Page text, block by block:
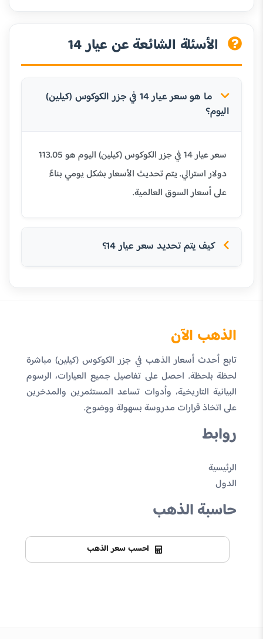
الأسئلة الشائعة عن عيار 14
ما هو سعر عيار 14 في جزر الكوكوس (كيلين)
اليوم؟
سعر عيار 14 في جزر الكوكوس (كيلين) اليوم هو 113.05
دولار استرالي. يتم تحديث الأسعار بشكل يومي بناءً
على أسعار السوق العالمية.
كيف يتم تحديد سعر عيار 14؟
الذهب الآن
تابع أحدث أسعار الذهب في جزر الكوكوس (كيلين) مباشرة
لحظة بلحظة. احصل على تفاصيل جميع العيارات، الرسوم
البيانية التاريخية، وأدوات تساعد المستثمرين والمدخرين
على اتخاذ قرارات مدروسة بسهولة ووضوح.
روابط
الرئيسية
الدول
حاسبة الذهب
احسب سعر الذهب